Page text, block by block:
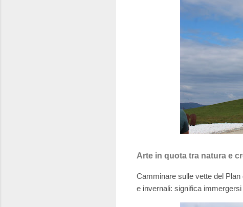
Arte in quota tra natura e
Camminare sulle vette del
e invernali: significa